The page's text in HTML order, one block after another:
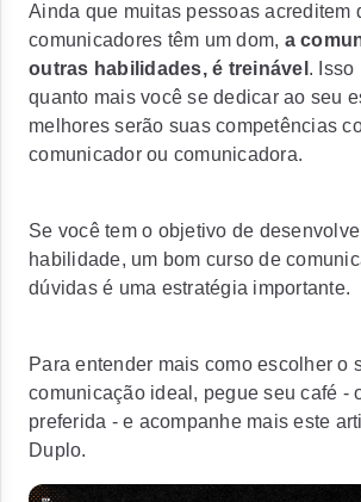
Ainda que muitas pessoas acreditem
comunicadores têm umdom, a
outras habilidades, é treinável . Isso
quanto mais você se dedicar ao seu
melhores serão suas competências
comunicador ou comunicadora.
Se você tem o objetivo de
habilidade, um bom curso de
dúvidas é uma estratégia importante.
Para entender mais como escolher o
comunicação ideal, pegue seu café -
preferida - e acompanhe mais este
Duplo.